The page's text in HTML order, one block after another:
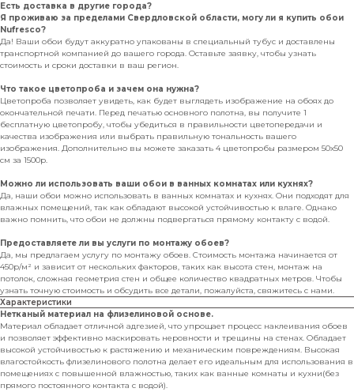
Есть доставка в другие города?
Я проживаю за пределами Свердловской области, могу ли я купить обои
Nufresco?
Да! Ваши обои будут аккуратно упакованы в специальный тубус и доставлены
транспортной компанией до вашего города. Оставьте заявку, чтобы узнать
стоимость и сроки доставки в ваш регион.
Что такое цветопроба и зачем она нужна?
Цветопроба позволяет увидеть, как будет выглядеть изображение на обоях до
окончательной печати. Перед печатью основного полотна, вы получите 1
бесплатную цветопробу, чтобы убедиться в правильности цветопередачи и
качества изображения или выбрать правильную тональность вашего
изображения. Дополнительно вы можете заказать 4 цветопробы размером 50х50
см за 1500р.
Можно ли использовать ваши обои в ванных комнатах или кухнях?
Да, наши обои можно использовать в ванных комнатах и кухнях. Они подходят для
влажных помещений, так как обладают высокой устойчивостью к влаге. Однако
важно помнить, что обои не должны подвергаться прямому контакту с водой.
Предоставляете ли вы услуги по монтажу обоев?
Да, мы предлагаем услугу по монтажу обоев. Стоимость монтажа начинается от
450р/м² и зависит от нескольких факторов, таких как высота стен, монтаж на
потолок, сложная геометрия стен и общее количество квадратных метров. Чтобы
узнать точную стоимость и обсудить все детали, пожалуйста, свяжитесь с нами.
Характеристики
Нетканый материал на флизелиновой основе.
Материал обладает отличной адгезией, что упрощает процесс наклеивания обоев
и позволяет эффективно маскировать неровности и трещины на стенах. Обладает
высокой устойчивостью к растяжению и механическим повреждениям. Высокая
влагостойкость флизелинового полотна делает его идеальным для использования в
помещениях с повышенной влажностью, таких как ванные комнаты и кухни(без
прямого постоянного контакта с водой).